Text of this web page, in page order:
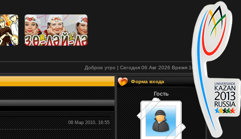
Доброе утро | Сегодня 06 Авг 2026 Время 10:25
08 Мар 2010, 16:55
Форма входа
Гость